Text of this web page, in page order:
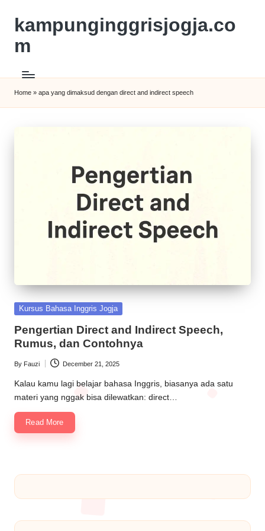
kampunginggrisjogja.co
m
Home » apa yang dimaksud dengan direct and indirect speech
Kursus Bahasa Inggris Jogja
Pengertian Direct and Indirect Speech,
Rumus, dan Contohnya
By Fauzi December 21, 2025
Kalau kamu lagi belajar bahasa Inggris, biasanya ada satu
materi yang nggak bisa dilewatkan: direct…
Read More